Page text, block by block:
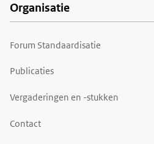
Organisatie
Forum Standaardisatie
Publicaties
Vergaderingen en -stukken
Contact